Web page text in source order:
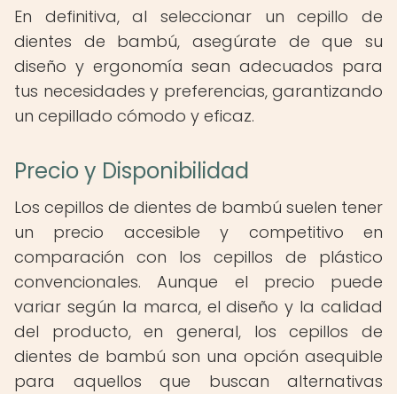
En definitiva, al seleccionar un cepillo de
dientes de bambú, asegúrate de que su
diseño y ergonomía sean adecuados para
tus necesidades y preferencias, garantizando
un cepillado cómodo y eficaz.
Precio y Disponibilidad
Los cepillos de dientes de bambú suelen tener
un precio accesible y competitivo en
comparación con los cepillos de plástico
convencionales. Aunque el precio puede
variar según la marca, el diseño y la calidad
del producto, en general, los cepillos de
dientes de bambú son una opción asequible
para aquellos que buscan alternativas